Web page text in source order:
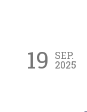
19 SEP.
2025